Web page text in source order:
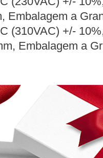
Embalagem a
(310VAC) +/-
Embalagem a